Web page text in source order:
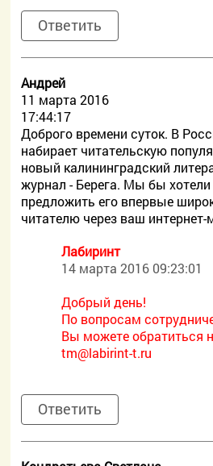
Ответить
Андрей
11 марта 2016
17:44:17
Доброго времени суток. В
набирает читательскую
новый калининградский
журнал - Берега. Мы бы хотели
предложить его впервые
читателю через ваш интернет-
Лабиринт
14 марта 2016 09:23:01
Добрый день!
По вопросам
Вы можете обратиться
tm@labirint-t.ru
Ответить